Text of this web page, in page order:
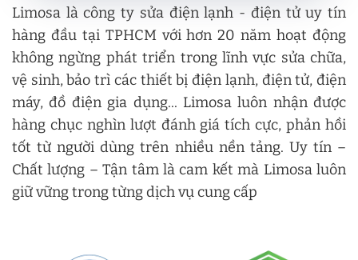
Limosa là công ty sửa điện lạnh - điện tử uy tín
hàng đầu tại TPHCM với hơn 20 năm hoạt động
không ngừng phát triển trong lĩnh vực sửa chữa,
vệ sinh, bảo trì các thiết bị điện lạnh, điện tử, điện
máy, đồ điện gia dụng... Limosa luôn nhận được
hàng chục nghìn lượt đánh giá tích cực, phản hồi
tốt từ người dùng trên nhiều nền tảng. Uy tín –
Chất lượng – Tận tâm là cam kết mà Limosa luôn
giữ vững trong từng dịch vụ cung cấp